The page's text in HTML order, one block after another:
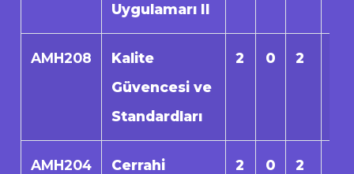
Uygulamarı II
AMH208
Kalite
Güvencesi ve
Standardları
2 0 2
AMH204
Cerrahi
2 0 2